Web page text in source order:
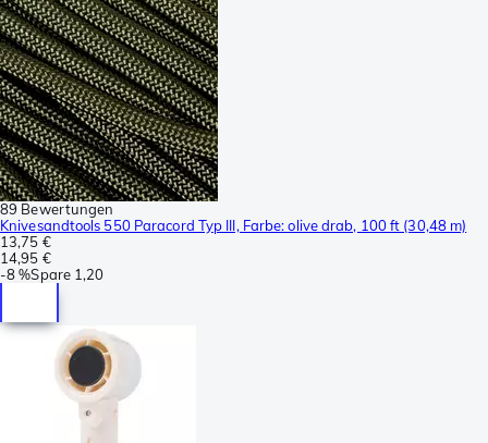
89 Bewertungen
Knivesandtools 550 Paracord Typ III, Farbe: olive drab, 100 ft (30,48 m)
13,75 €
14,95 €
-8 %Spare 1,20